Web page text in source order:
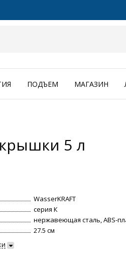
ПОДЪЕМ МАГАЗИН
5 л
WasserKRAFT
серия К
нержавеющая сталь, ABS-
27.5 см